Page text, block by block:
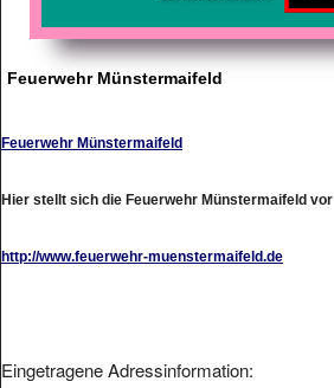
Feuerwehr Münstermaifeld
Feuerwehr Münstermaifeld
Hier stellt sich die Feuerwehr Münstermaifeld vor
http://www.feuerwehr-muenstermaifeld.de
Eingetragene Adressinformation: